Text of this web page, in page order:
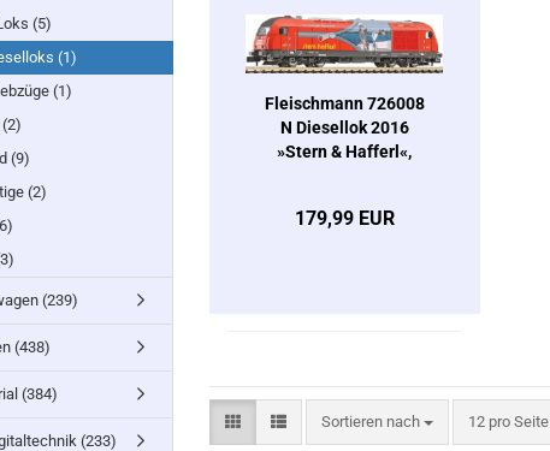
Fleischmann 726008
N Diesellok 2016
»Stern & Hafferl«,
179,99 EUR
Sortieren nach
Sortieren nach 12 pro Seite
pro Seite
(5)
(1)
(1)
(2)
(9)
(2)
(239)
(438)
(384)
(233)